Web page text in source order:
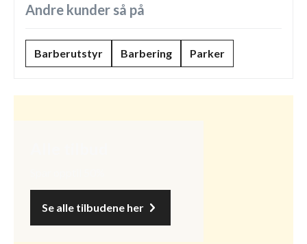
Andre kunder så på
Barberutstyr Barbering Parker
Se alle tilbudene her